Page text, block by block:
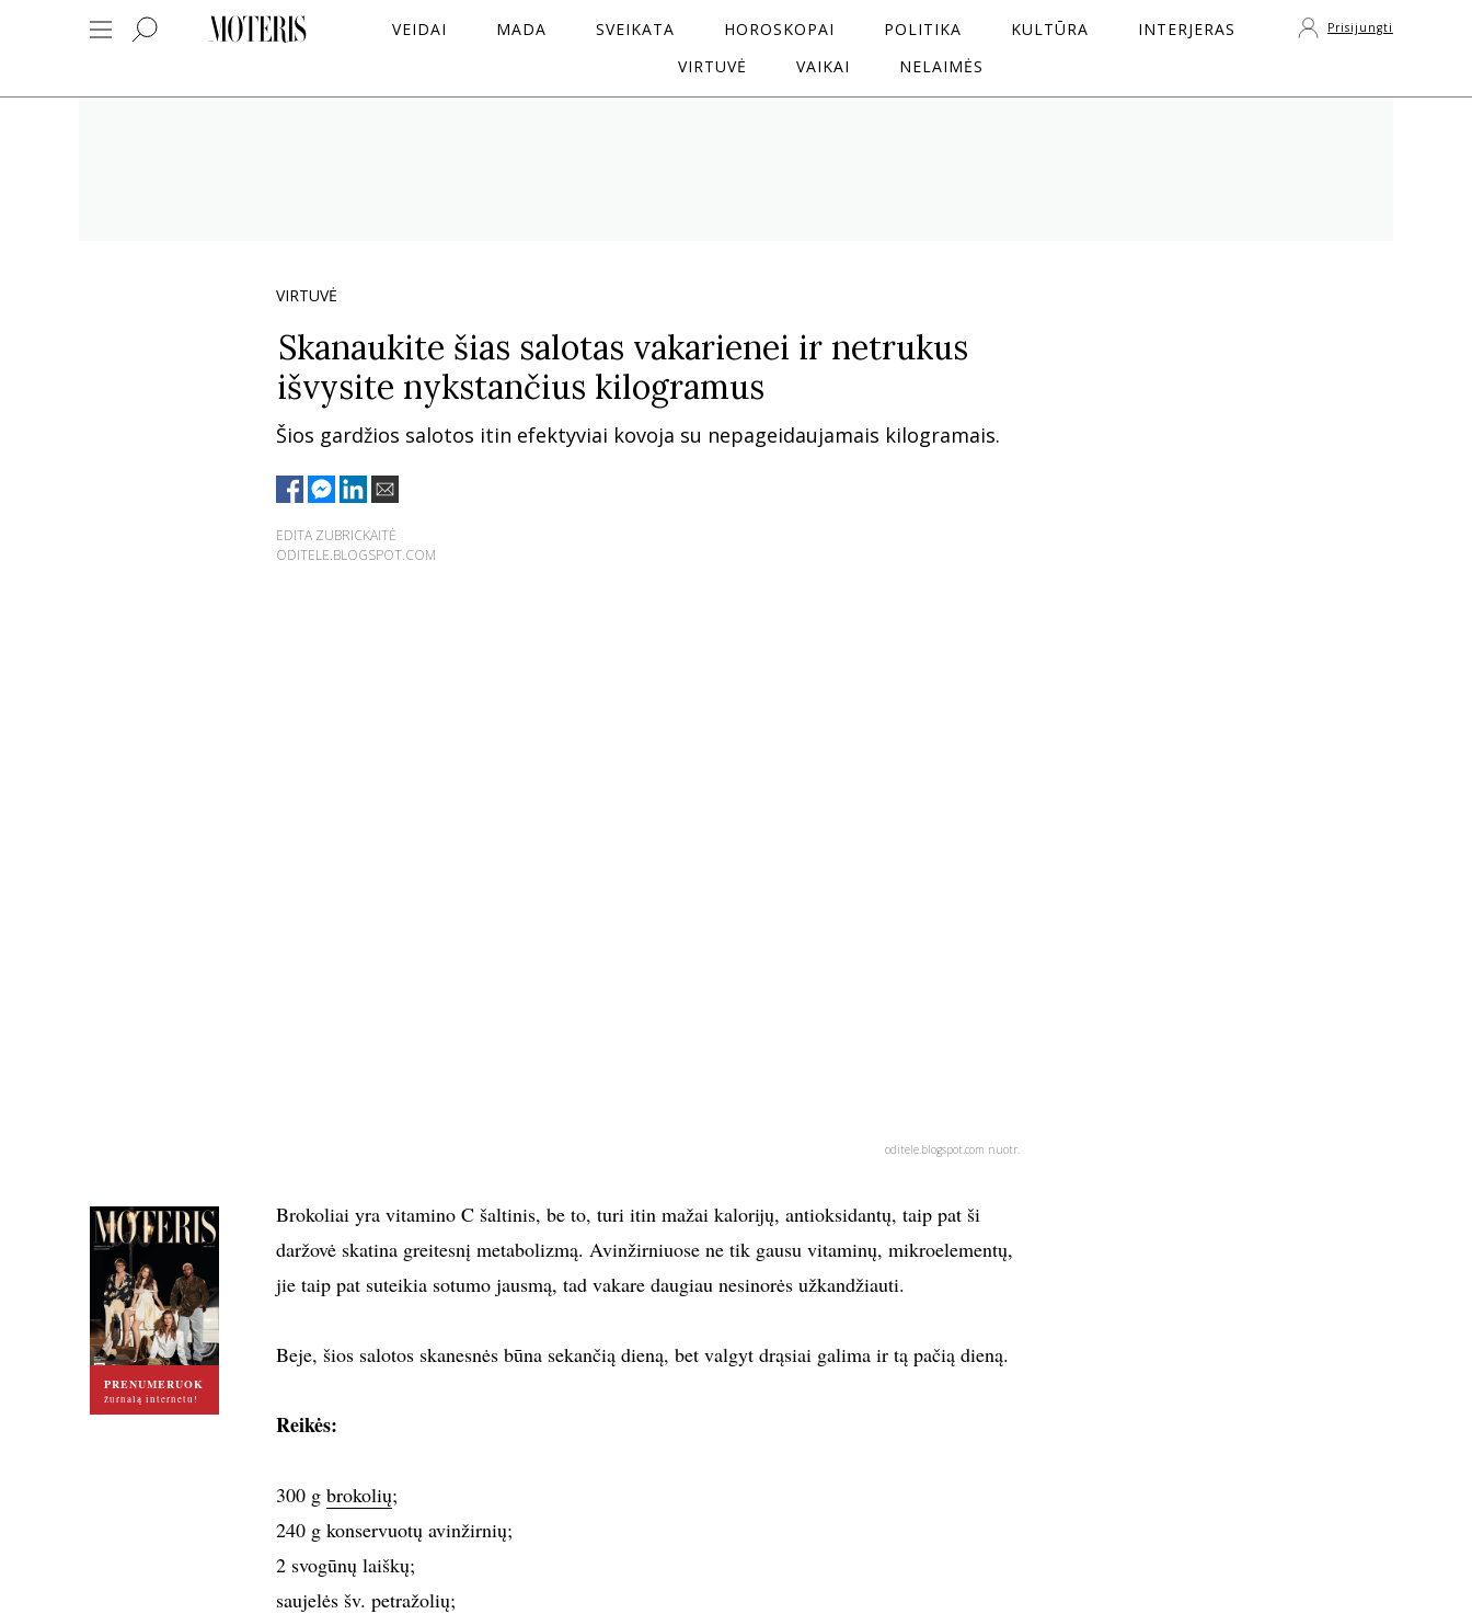
VEIDAI MADA SVEIKATA HOROSKOPAI POLITIKA KULTŪRA
INTERJERAS
VIRTUVĖ
VAIKAI NELAIMĖS
Prisijungti
VIRTUVĖ
Skanaukite šias salotas vakarienei ir netrukus
išvysite nykstančius kilogramus
Šios gardžios salotos itin efektyviai kovoja su nepageidaujamais kilogramais.
EDITA ZUBRICKAITĖ
ODITELE.BLOGSPOT.COM
oditele.blogspot.com nuotr.
PRENUMERUOK
žurnalą internetu!
Brokoliai yra vitamino C šaltinis, be to, turi itin mažai kalorijų, antioksidantų, taip pat ši
daržovė skatina greitesnį metabolizmą. Avinžirniuose ne tik gausu vitaminų, mikroelementų,
jie taip pat suteikia sotumo jausmą, tad vakare daugiau nesinorės užkandžiauti.
Beje, šios salotos skanesnės būna sekančią dieną, bet valgyt drąsiai galima ir tą pačią dieną.
Reikės:
300 g brokolių;
240 g konservuotų avinžirnių;
2 svogūnų laiškų;
saujelės šv. petražolių;